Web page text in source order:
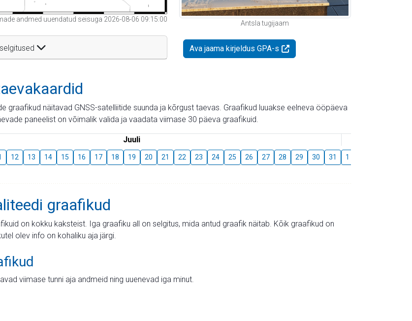
andmed uuendatud seisuga 2026-08-06 09:15:00
Antsla tugijaam
Ava jaama kirjeldus GPA-s
graafikud näitavad GNSS-satelliitide suunda ja kõrgust taevas. Graafikud luuakse eelneva ööpäeva
paneelist on võimalik valida ja vaadata viimase 30 päeva graafikuid.
Juuli
12 13 14 15 16 17 18 19 20 21 22 23 24 25 26 27 28 29 30 31 1
graafikud
on kokku kaksteist. Iga graafiku all on selgitus, mida antud graafik näitab. Kõik graafikud on
olev info on kohaliku aja järgi.
viimase tunni aja andmeid ning uuenevad iga minut.